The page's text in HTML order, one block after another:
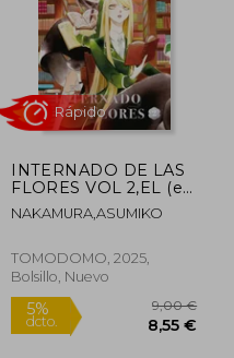
INTERNADO DE LAS
FLORES VOL 2,EL (en
Castellano)
NAKAMURA,ASUMIKO
TOMODOMO, 2025,
Bolsillo, Nuevo